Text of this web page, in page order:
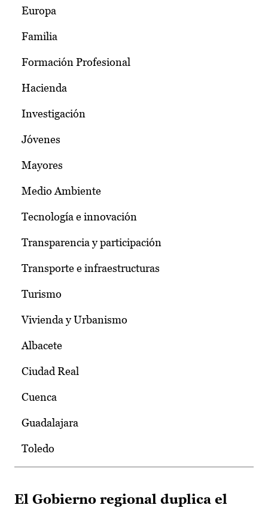
Europa
Familia
Formación Profesional
Hacienda
Investigación
Jóvenes
Mayores
Medio Ambiente
Tecnología e innovación
Transparencia y participación
Transporte e infraestructuras
Turismo
Vivienda y Urbanismo
Albacete
Ciudad Real
Cuenca
Guadalajara
Toledo
El Gobierno regional duplica el